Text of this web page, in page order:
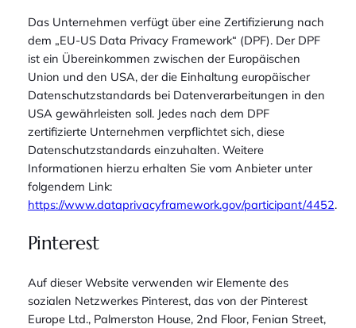
Das Unternehmen verfügt über eine Zertifizierung nach
dem „EU-US Data Privacy Framework“ (DPF). Der DPF
ist ein Übereinkommen zwischen der Europäischen
Union und den USA, der die Einhaltung europäischer
Datenschutzstandards bei Datenverarbeitungen in den
USA gewährleisten soll. Jedes nach dem DPF
zertifizierte Unternehmen verpflichtet sich, diese
Datenschutzstandards einzuhalten. Weitere
Informationen hierzu erhalten Sie vom Anbieter unter
folgendem Link:
https://www.dataprivacyframework.gov/participant/4452.
Pinterest
Auf dieser Website verwenden wir Elemente des
sozialen Netzwerkes Pinterest, das von der Pinterest
Europe Ltd., Palmerston House, 2nd Floor, Fenian Street,